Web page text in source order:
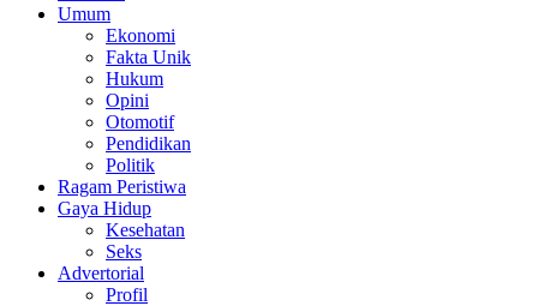
Umum
Ekonomi
Fakta Unik
Hukum
Opini
Otomotif
Pendidikan
Politik
Ragam Peristiwa
Gaya Hidup
Kesehatan
Seks
Advertorial
Profil